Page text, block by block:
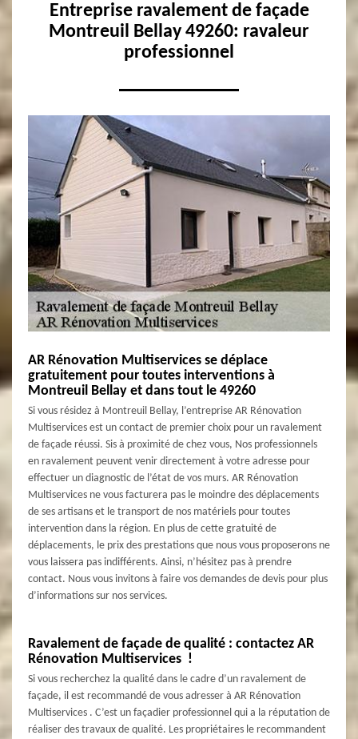
Entreprise ravalement de façade
Montreuil Bellay 49260: ravaleur
professionnel
AR Rénovation Multiservices se déplace
gratuitement pour toutes interventions à
Montreuil Bellay et dans tout le 49260
Si vous résidez à Montreuil Bellay, l’entreprise AR Rénovation
Multiservices est un contact de premier choix pour un ravalement
de façade réussi. Sis à proximité de chez vous, Nos professionnels
en ravalement peuvent venir directement à votre adresse pour
effectuer un diagnostic de l’état de vos murs. AR Rénovation
Multiservices ne vous facturera pas le moindre des déplacements
de ses artisans et le transport de nos matériels pour toutes
intervention dans la région. En plus de cette gratuité de
déplacements, le prix des prestations que nous vous proposerons ne
vous laissera pas indifférents. Ainsi, n’hésitez pas à prendre
contact. Nous vous invitons à faire vos demandes de devis pour plus
d’informations sur nos services.
Ravalement de façade de qualité : contactez AR
Rénovation Multiservices !
Si vous recherchez la qualité dans le cadre d’un ravalement de
façade, il est recommandé de vous adresser à AR Rénovation
Multiservices . C’est un façadier professionnel qui a la réputation de
réaliser des travaux de qualité. Les propriétaires le recommandent